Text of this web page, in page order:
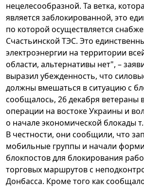
нецелесообразной. Та ветка,
является заблокированной, это
по которой осуществляется
Счастьинской ТЭС. Это
электроэнергии на территории
области, альтернативы нет", –
выразил убежденность, что
должны вмешаться в ситуацию с
сообщалось, 26 декабря ветераны
операции на востоке Украины и
о начале экономической блокады
В честности, они сообщили, что
мобильные группы и начали
блокпостов для блокирования
торговых маршрутов с
Донбасса. Кроме того как